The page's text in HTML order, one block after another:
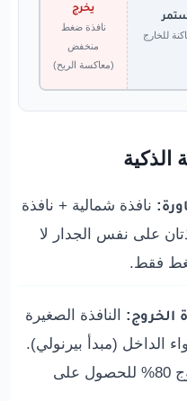
للخارج
يخرج
نافذة ضغط
منخفض
(معاكسة الريح)
الذكية
نافذة شمالية + نافذة
على نفس الجدار لا
فقط.
الخروج: النافذة الصغيرة
الداخل (مبدأ بيرنولي).
افتحها 20% وافتح نافذة الخروج 80% للحصول على